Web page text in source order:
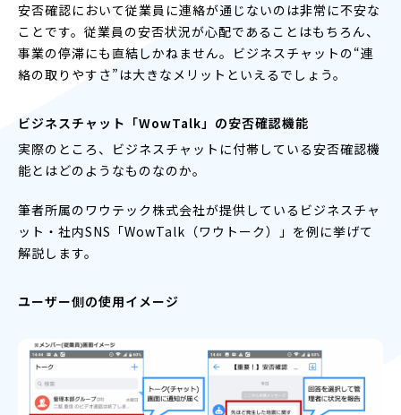
安否確認において従業員に連絡が通じないのは非常に不安な
ことです。従業員の安否状況が心配であることはもちろん、
事業の停滞にも直結しかねません。ビジネスチャットの“連
絡の取りやすさ”は大きなメリットといえるでしょう。
ビジネスチャット「WowTalk」の安否確認機能
実際のところ、ビジネスチャットに付帯している安否確認機
能とはどのようなものなのか。
筆者所属のワウテック株式会社が提供しているビジネスチャ
ット・社内SNS「WowTalk（ワウトーク）」を例に挙げて
解説します。
ユーザー側の使用イメージ